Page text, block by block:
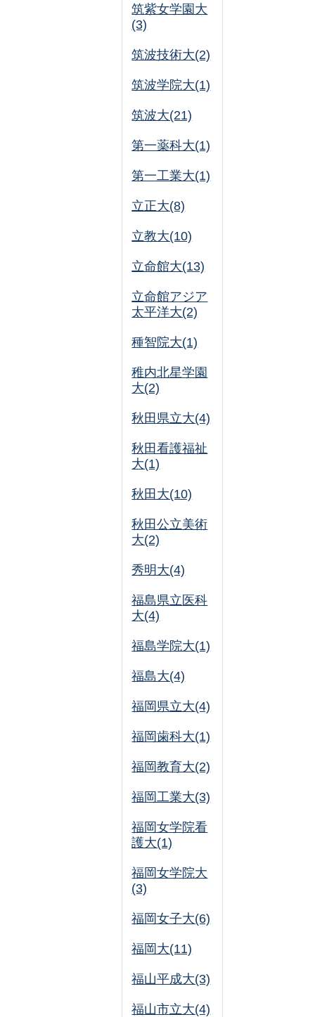
筑紫女学園大
(3)
筑波技術大(2)
筑波学院大(1)
筑波大(21)
第一薬科大(1)
第一工業大(1)
立正大(8)
立教大(10)
立命館大(13)
立命館アジア
太平洋大(2)
種智院大(1)
稚内北星学園
大(2)
秋田県立大(4)
秋田看護福祉
大(1)
秋田大(10)
秋田公立美術
大(2)
秀明大(4)
福島県立医科
大(4)
福島学院大(1)
福島大(4)
福岡県立大(4)
福岡歯科大(1)
福岡教育大(2)
福岡工業大(3)
福岡女学院看
護大(1)
福岡女学院大
(3)
福岡女子大(6)
福岡大(11)
福山平成大(3)
福山市立大(4)